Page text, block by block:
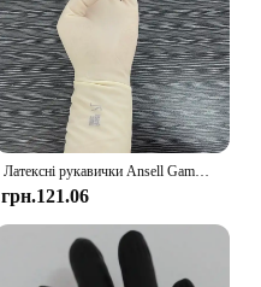
Латексні рукавички Ansell Gammex без порошку (1 пара) латексні рукавички довжиною 30см
грн.121.06